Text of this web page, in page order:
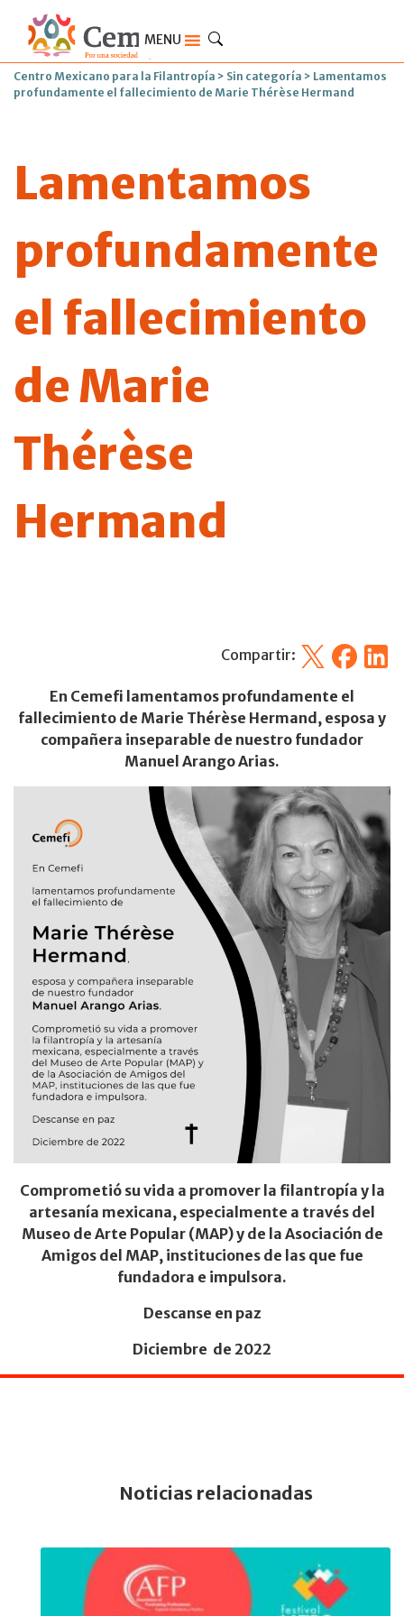
MENU
Centro Mexicano para la Filantropía > Sin categoría > Lamentamos
profundamente el fallecimiento de Marie Thérèse Hermand
Lamentamos
profundamente
el fallecimiento
de Marie
Thérèse
Hermand
Compartir: X Facebook
En Cemefi lamentamos profundamente el
fallecimiento de Marie Thérèse Hermand, esposa y
compañera inseparable de nuestro fundador
Manuel Arango Arias.
Comprometió su vida a promover la filantropía y la
artesanía mexicana, especialmente a través del
Museo de Arte Popular (MAP) y de la Asociación de
Amigos del MAP, instituciones de las que fue
fundadora e impulsora.
Descanse en paz
Diciembre de 2022
Noticias relacionadas